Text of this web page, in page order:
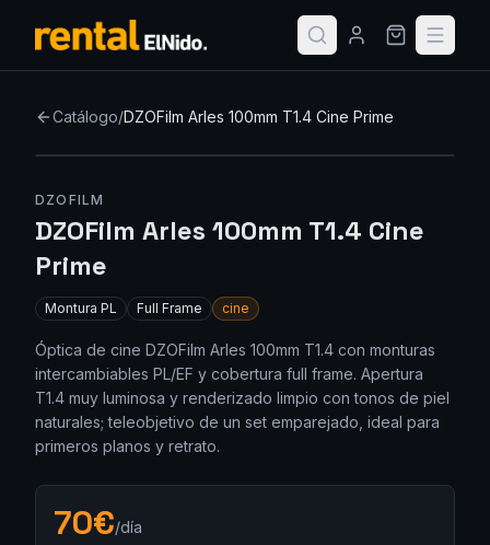
Catálogo/DZOFilm Arles 100mm T1.4 Cine Prime
DZOFILM
DZOFilm Arles 100mm T1.4 Cine
Prime
Montura PL Full Frame cine
Óptica de cine DZOFilm Arles 100mm T1.4 con monturas
intercambiables PL/EF y cobertura full frame. Apertura
T1.4 muy luminosa y renderizado limpio con tonos de piel
naturales; teleobjetivo de un set emparejado, ideal para
primeros planos y retrato.
70€/día